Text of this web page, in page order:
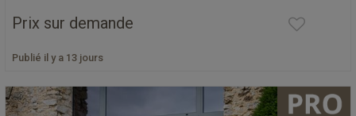
Prix sur demande
Publié il y a 13 jours